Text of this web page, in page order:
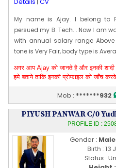
have a partner who is
inclination for values & morals
values. A considerate partner
stand by me through thick and
connect if you find this profile
outside of Noida/Gurugram
onshore/abroad opportunity for
have a partner who is
inclination for values & morals
values. A considerate partner
stand by me through thick and
connect if you find this profile
Profile Last Updated ON : 16/03/2026
Details | CV
My name is Ajay. I belong to
persued my B. Tech. . Now I am
with annual salary range
tone is Very Fair, body type is
Edit Profile
अगर आप Ajay को जानते है और इनकी शादी
हमे बताये ताकि इनकी प्रोफाइल को जाँच
Mob : *******932
PIYUSH PANWAR C/0
PROFILE ID :
Gender : Male
Birth : 13
Status :